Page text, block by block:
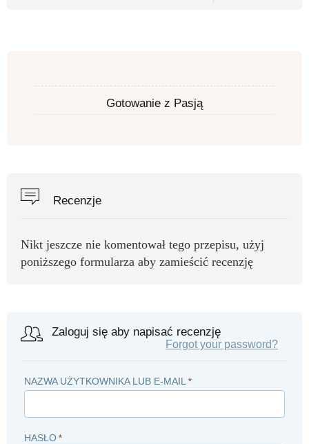
Gotowanie z Pasją
Recenzje
Nikt jeszcze nie komentował tego przepisu, użyj
poniższego formularza aby zamieścić recenzję
Zaloguj się aby napisać recenzję
Forgot your password?
NAZWA UŻYTKOWNIKA LUB E-MAIL *
HASŁO *